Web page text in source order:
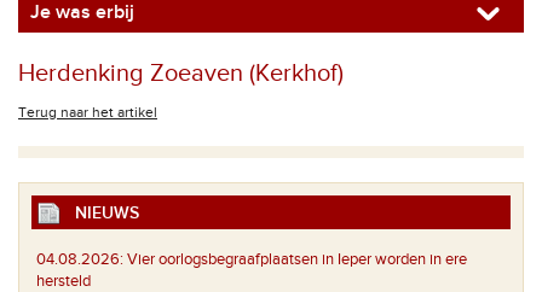
Je was erbij
Herdenking Zoeaven (Kerkhof)
Terug naar het artikel
NIEUWS
04.08.2026: Vier oorlogsbegraafplaatsen in Ieper worden in ere
hersteld